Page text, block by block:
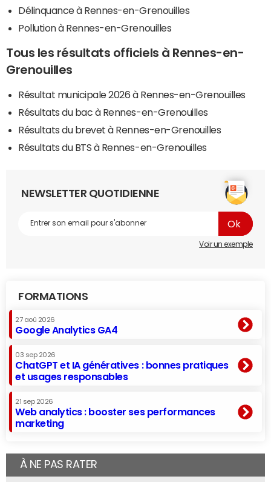
Délinquance à Rennes-en-Grenouilles
Pollution à Rennes-en-Grenouilles
Tous les résultats officiels à Rennes-en-
Grenouilles
Résultat municipale 2026 à Rennes-en-Grenouilles
Résultats du bac à Rennes-en-Grenouilles
Résultats du brevet à Rennes-en-Grenouilles
Résultats du BTS à Rennes-en-Grenouilles
NEWSLETTER QUOTIDIENNE
Voir un exemple
FORMATIONS
27 aoû 2026
Google Analytics GA4
03 sep 2026
ChatGPT et IA génératives : bonnes pratiques
et usages responsables
21 sep 2026
Web analytics : booster ses performances
marketing
À NE PAS RATER